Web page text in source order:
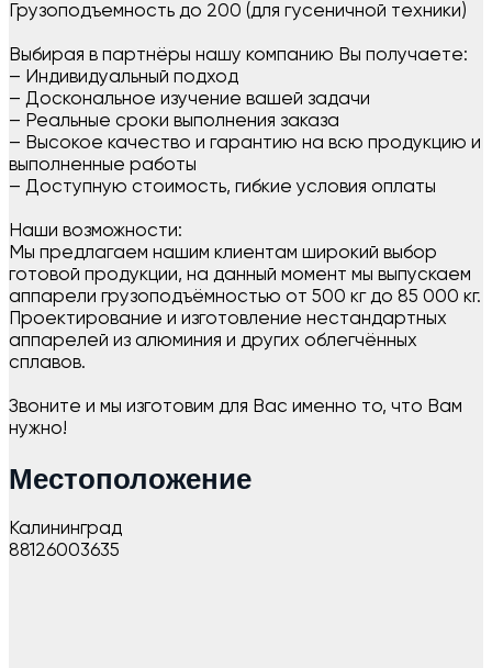
Грузоподъемность до 200 (для гусеничной техники)
Выбирая в партнёры нашу компанию Вы получаете:
– Индивидуальный подход
– Доскональное изучение вашей задачи
– Реальные сроки выполнения заказа
– Высокое качество и гарантию на всю продукцию и
выполненные работы
– Доступную стоимость, гибкие условия оплаты
Наши возможности:
Мы предлагаем нашим клиентам широкий выбор
готовой продукции, на данный момент мы выпускаем
аппарели грузоподъёмностью от 500 кг до 85 000 кг.
Проектирование и изготовление нестандартных
аппарелей из алюминия и других облегчённых
сплавов.
Звоните и мы изготовим для Вас именно то, что Вам
нужно!
Местоположение
Калининград
88126003635